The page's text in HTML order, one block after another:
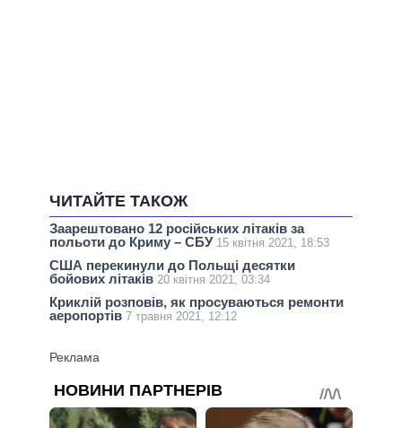
ЧИТАЙТЕ ТАКОЖ
Заарештовано 12 російських літаків за
польоти до Криму – СБУ 15 квітня 2021, 18:53
США перекинули до Польщі десятки
бойових літаків 20 квітня 2021, 03:34
Криклій розповів, як просуваються ремонти
аеропортів 7 травня 2021, 12:12